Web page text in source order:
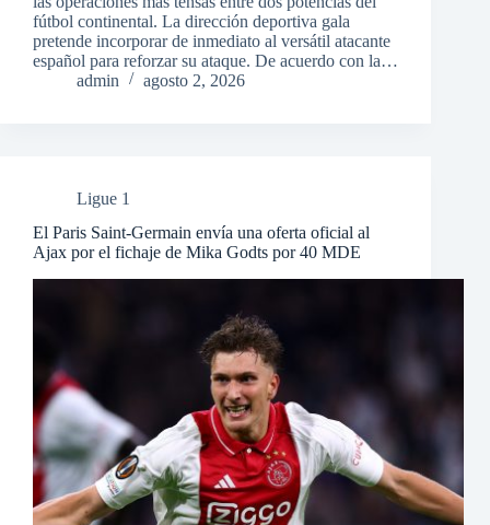
fútbol continental. La dirección deportiva gala
pretende incorporar de inmediato al versátil atacante
español para reforzar su ataque. De acuerdo con la…
admin
agosto 2, 2026
Ligue 1
El Paris Saint-Germain envía una oferta oficial al
Ajax por el fichaje de Mika Godts por 40 MDE